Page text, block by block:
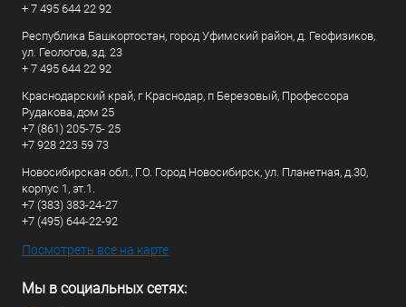
+ 7 495 644 22 92
Республика Башкортостан, город Уфимский район, д. Геофизиков,
ул. Геологов, зд. 23
+ 7 495 644 22 92
Краснодарский край, г Краснодар, п Березовый, Профессора
Рудакова, дом 25
+7 (861) 205-75- 25
+7 928 223 59 73
Новосибирская обл., Г.О. Город Новосибирск, ул. Планетная, д.30,
корпус 1, эт.1.
+7 (383) 383-24-27
+7 (495) 644-22-92
Посмотреть все на карте
Мы в социальных сетях: